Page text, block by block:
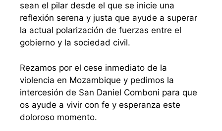
sean el pilar desde el que se inicie una
reflexión serena y justa que ayude a superar
la actual polarización de fuerzas entre el
gobierno y la sociedad civil.
Rezamos por el cese inmediato de la
violencia en Mozambique y pedimos la
intercesión de San Daniel Comboni para que
os ayude a vivir con fe y esperanza este
doloroso momento.